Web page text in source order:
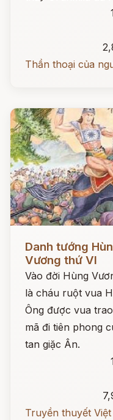
Thần thoại của
Danh tướng
Vương thứ VI
Vào đời Hùng
là cháu ruột vua
Ông được vua
mã đi tiên phong
tan giặc Ân.
Truyền thuyết